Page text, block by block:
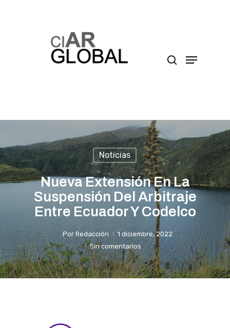
Presione enter para buscar o ESC para cerrar
Noticias
Nueva Extensión En La
Suspensión Del Arbitraje
Entre Ecuador Y Codelco
PorRedacción
1 diciembre, 2022
Sin comentarios